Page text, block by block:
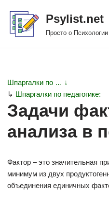
Перейти
Psylist.net
Просто о Психологии
Шпаргалки по … ↓
↳ Шпаргалки по педагогике:
Задачи
анализа в
Фактор – это значительная
минимум из двух
объединения единичных